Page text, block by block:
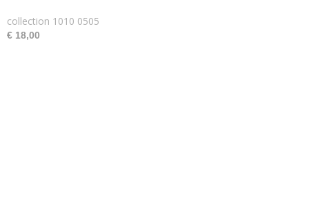
collection 1010 0505
€ 18,00